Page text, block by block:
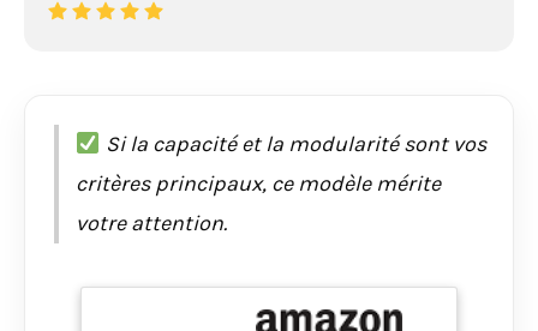
Si la capacité et la modularité sont vos
critères principaux, ce modèle mérite
votre attention.